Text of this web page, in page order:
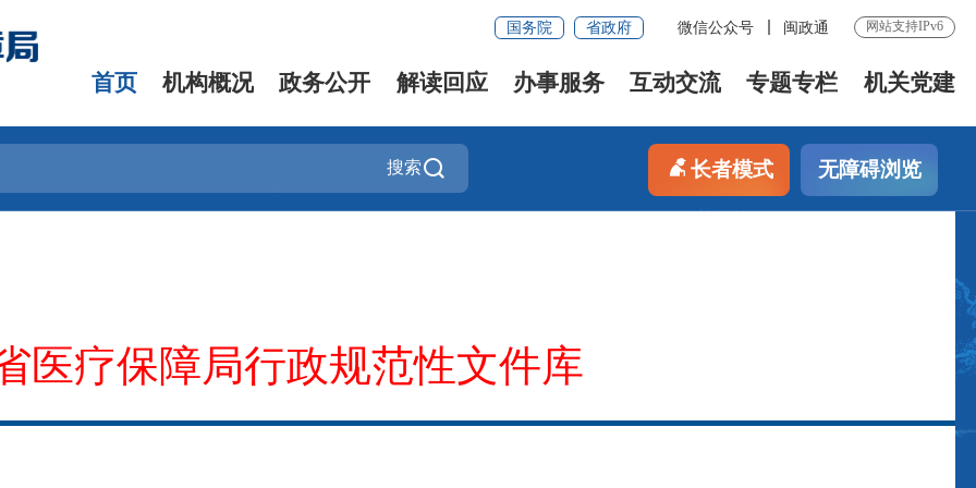
国务院 省政府 微信公众号 闽政通 网站支持IPv6
首页 机构概况 政务公开 解读回应 办事服务 互动交流 专题专栏 机关党建
搜索 长者模式 无障碍浏览
医疗保障局行政规范性文件库